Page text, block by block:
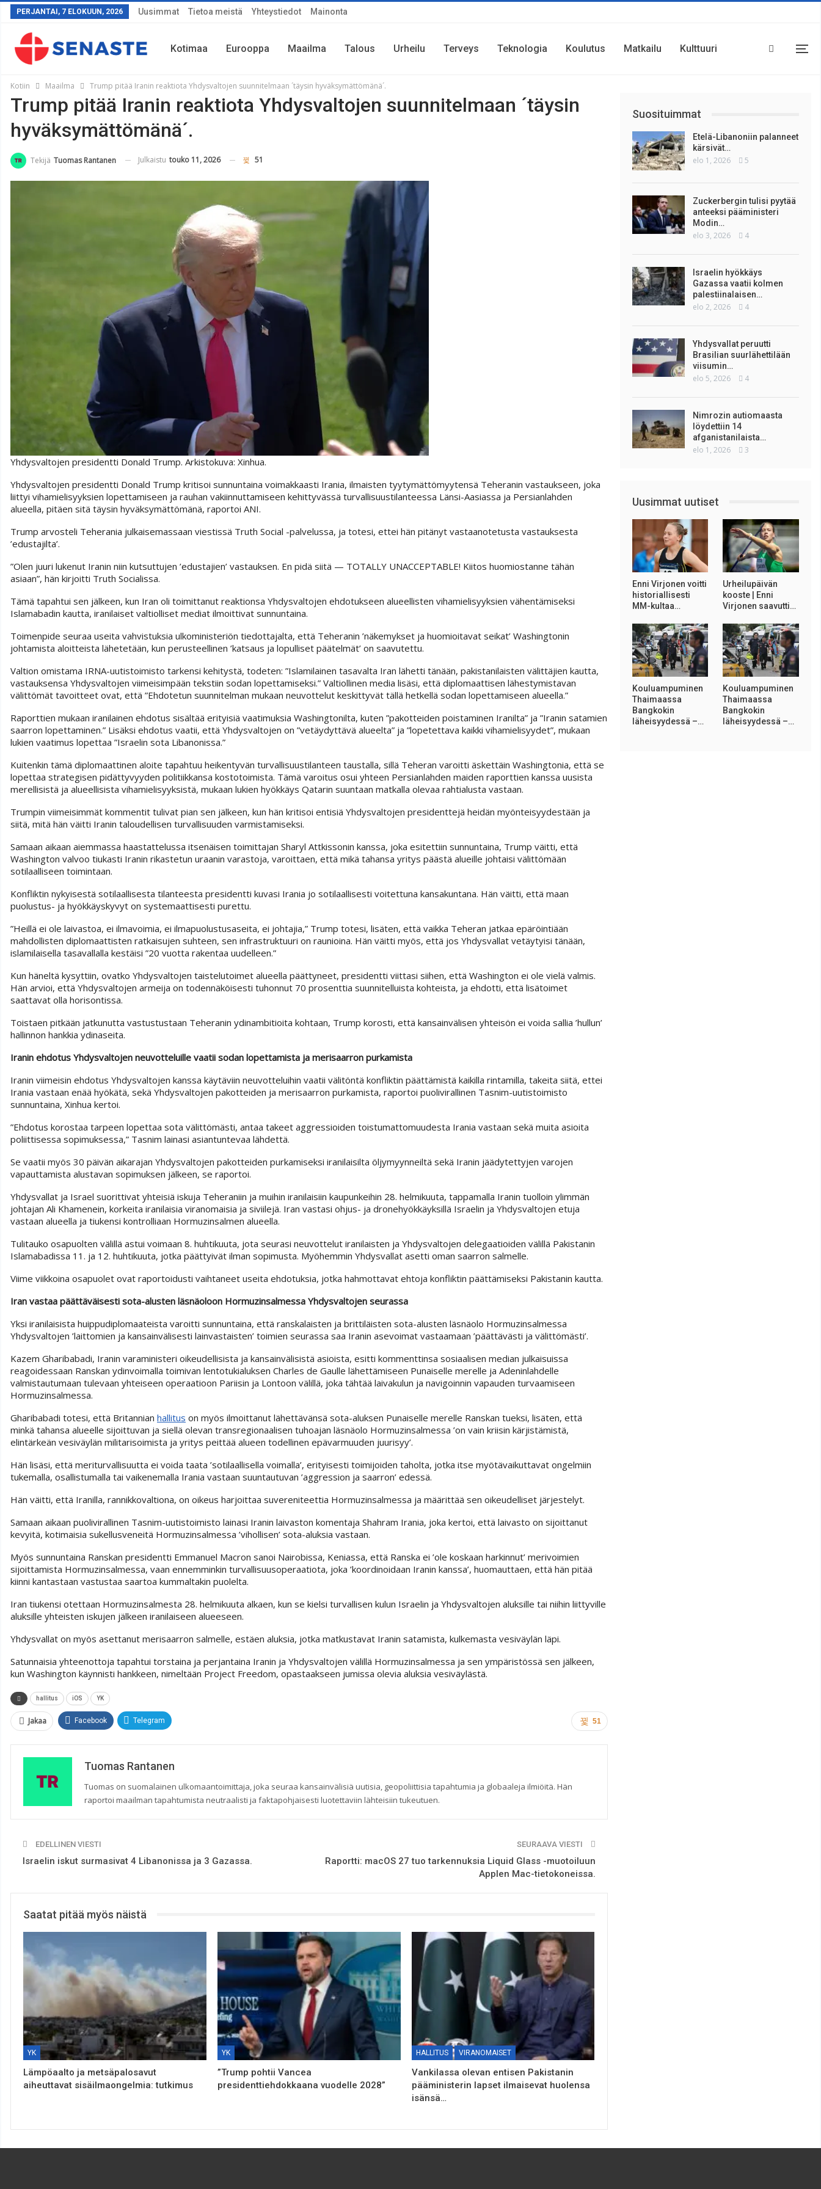
PERJANTAI, 7 ELOKUUN, 2026 Uusimmat Tietoa meistä Yhteystiedot Mainonta
Kotimaa Eurooppa Maailma Talous Urheilu Terveys Teknologia Koulutus Matkailu Kulttuuri
Sää
Kotiin Maailma Trump pitää Iranin reaktiota Yhdysvaltojen suunnitelmaan ´täysin hyväksymättömänä´.
Trump pitää Iranin reaktiota Yhdysvaltojen suunnitelmaan ´täysin
hyväksymättömänä´.
Tekijä Tuomas Rantanen Julkaistu touko 11, 2026 51
Yhdysvaltojen presidentti Donald Trump. Arkistokuva: Xinhua.
Yhdysvaltojen presidentti Donald Trump kritisoi sunnuntaina voimakkaasti Irania, ilmaisten tyytymättömyytensä Teheranin vastaukseen, joka
liittyi vihamielisyyksien lopettamiseen ja rauhan vakiinnuttamiseen kehittyvässä turvallisuustilanteessa Länsi-Aasiassa ja Persianlahden
alueella, pitäen sitä täysin hyväksymättömänä, raportoi ANI.
Trump arvosteli Teherania julkaisemassaan viestissä Truth Social -palvelussa, ja totesi, ettei hän pitänyt vastaanotetusta vastauksesta
’edustajilta’.
”Olen juuri lukenut Iranin niin kutsuttujen ’edustajien’ vastauksen. En pidä siitä — TOTALLY UNACCEPTABLE! Kiitos huomiostanne tähän
asiaan”, hän kirjoitti Truth Socialissa.
Tämä tapahtui sen jälkeen, kun Iran oli toimittanut reaktionsa Yhdysvaltojen ehdotukseen alueellisten vihamielisyyksien vähentämiseksi
Islamabadin kautta, iranilaiset valtiolliset mediat ilmoittivat sunnuntaina.
Toimenpide seuraa useita vahvistuksia ulkoministeriön tiedottajalta, että Teheranin ’näkemykset ja huomioitavat seikat’ Washingtonin
johtamista aloitteista lähetetään, kun perusteellinen ’katsaus ja lopulliset päätelmät’ on saavutettu.
Valtion omistama IRNA-uutistoimisto tarkensi kehitystä, todeten: ”Islamilainen tasavalta Iran lähetti tänään, pakistanilaisten välittäjien kautta,
vastauksensa Yhdysvaltojen viimeisimpään tekstiin sodan lopettamiseksi.” Valtiollinen media lisäsi, että diplomaattisen lähestymistavan
välittömät tavoitteet ovat, että ”Ehdotetun suunnitelman mukaan neuvottelut keskittyvät tällä hetkellä sodan lopettamiseen alueella.”
Raporttien mukaan iranilainen ehdotus sisältää erityisiä vaatimuksia Washingtonilta, kuten ”pakotteiden poistaminen Iranilta” ja ”Iranin satamien
saarron lopettaminen.” Lisäksi ehdotus vaatii, että Yhdysvaltojen on ”vetäydyttävä alueelta” ja ”lopetettava kaikki vihamielisyydet”, mukaan
lukien vaatimus lopettaa ”Israelin sota Libanonissa.”
Kuitenkin tämä diplomaattinen aloite tapahtuu heikentyvän turvallisuustilanteen taustalla, sillä Teheran varoitti äskettäin Washingtonia, että se
lopettaa strategisen pidättyvyyden politiikkansa kostotoimista. Tämä varoitus osui yhteen Persianlahden maiden raporttien kanssa uusista
merellisistä ja alueellisista vihamielisyyksistä, mukaan lukien hyökkäys Qatarin suuntaan matkalla olevaa rahtialusta vastaan.
Trumpin viimeisimmät kommentit tulivat pian sen jälkeen, kun hän kritisoi entisiä Yhdysvaltojen presidenttejä heidän myönteisyydestään ja
siitä, mitä hän väitti Iranin taloudellisen turvallisuuden varmistamiseksi.
Samaan aikaan aiemmassa haastattelussa itsenäisen toimittajan Sharyl Attkissonin kanssa, joka esitettiin sunnuntaina, Trump väitti, että
Washington valvoo tiukasti Iranin rikastetun uraanin varastoja, varoittaen, että mikä tahansa yritys päästä alueille johtaisi välittömään
sotilaalliseen toimintaan.
Konfliktin nykyisestä sotilaallisesta tilanteesta presidentti kuvasi Irania jo sotilaallisesti voitettuna kansakuntana. Hän väitti, että maan
puolustus- ja hyökkäyskyvyt on systemaattisesti purettu.
”Heillä ei ole laivastoa, ei ilmavoimia, ei ilmapuolustusaseita, ei johtajia,” Trump totesi, lisäten, että vaikka Teheran jatkaa epäröintiään
mahdollisten diplomaattisten ratkaisujen suhteen, sen infrastruktuuri on raunioina. Hän väitti myös, että jos Yhdysvallat vetäytyisi tänään,
islamilaisella tasavallalla kestäisi ”20 vuotta rakentaa uudelleen.”
Kun häneltä kysyttiin, ovatko Yhdysvaltojen taistelutoimet alueella päättyneet, presidentti viittasi siihen, että Washington ei ole vielä valmis.
Hän arvioi, että Yhdysvaltojen armeija on todennäköisesti tuhonnut 70 prosenttia suunnitelluista kohteista, ja ehdotti, että lisätoimet
saattavat olla horisontissa.
Toistaen pitkään jatkunutta vastustustaan Teheranin ydinambitioita kohtaan, Trump korosti, että kansainvälisen yhteisön ei voida sallia ’hullun’
hallinnon hankkia ydinaseita.
Iranin ehdotus Yhdysvaltojen neuvotteluille vaatii sodan lopettamista ja merisaarron purkamista
Iranin viimeisin ehdotus Yhdysvaltojen kanssa käytäviin neuvotteluihin vaatii välitöntä konfliktin päättämistä kaikilla rintamilla, takeita siitä, ettei
Irania vastaan enää hyökätä, sekä Yhdysvaltojen pakotteiden ja merisaarron purkamista, raportoi puolivirallinen Tasnim-uutistoimisto
sunnuntaina, Xinhua kertoi.
”Ehdotus korostaa tarpeen lopettaa sota välittömästi, antaa takeet aggressioiden toistumattomuudesta Irania vastaan sekä muita asioita
poliittisessa sopimuksessa,” Tasnim lainasi asiantuntevaa lähdettä.
Se vaatii myös 30 päivän aikarajan Yhdysvaltojen pakotteiden purkamiseksi iranilaisilta öljymyynneiltä sekä Iranin jäädytettyjen varojen
vapauttamista alustavan sopimuksen jälkeen, se raportoi.
Yhdysvallat ja Israel suorittivat yhteisiä iskuja Teheraniin ja muihin iranilaisiin kaupunkeihin 28. helmikuuta, tappamalla Iranin tuolloin ylimmän
johtajan Ali Khamenein, korkeita iranilaisia viranomaisia ja siviilejä. Iran vastasi ohjus- ja dronehyökkäyksillä Israelin ja Yhdysvaltojen etuja
vastaan alueella ja tiukensi kontrolliaan Hormuzinsalmen alueella.
Tulitauko osapuolten välillä astui voimaan 8. huhtikuuta, jota seurasi neuvottelut iranilaisten ja Yhdysvaltojen delegaatioiden välillä Pakistanin
Islamabadissa 11. ja 12. huhtikuuta, jotka päättyivät ilman sopimusta. Myöhemmin Yhdysvallat asetti oman saarron salmelle.
Viime viikkoina osapuolet ovat raportoidusti vaihtaneet useita ehdotuksia, jotka hahmottavat ehtoja konfliktin päättämiseksi Pakistanin kautta.
Iran vastaa päättäväisesti sota-alusten läsnäoloon Hormuzinsalmessa Yhdysvaltojen seurassa
Yksi iranilaisista huippudiplomaateista varoitti sunnuntaina, että ranskalaisten ja brittiläisten sota-alusten läsnäolo Hormuzinsalmessa
Yhdysvaltojen ’laittomien ja kansainvälisesti lainvastaisten’ toimien seurassa saa Iranin asevoimat vastaamaan ’päättävästi ja välittömästi’.
Kazem Gharibabadi, Iranin varaministeri oikeudellisista ja kansainvälisistä asioista, esitti kommenttinsa sosiaalisen median julkaisuissa
reagoidessaan Ranskan ydinvoimalla toimivan lentotukialuksen Charles de Gaulle lähettämiseen Punaiselle merelle ja Adeninlahdelle
valmistautumaan tulevaan yhteiseen operaatioon Pariisin ja Lontoon välillä, joka tähtää laivakulun ja navigoinnin vapauden turvaamiseen
Hormuzinsalmessa.
Gharibabadi totesi, että Britannian hallitus on myös ilmoittanut lähettävänsä sota-aluksen Punaiselle merelle Ranskan tueksi, lisäten, että
minkä tahansa alueelle sijoittuvan ja siellä olevan transregionaalisen tuhoajan läsnäolo Hormuzinsalmessa ’on vain kriisin kärjistämistä,
elintärkeän vesiväylän militarisoimista ja yritys peittää alueen todellinen epävarmuuden juurisyy’.
Hän lisäsi, että meriturvallisuutta ei voida taata ’sotilaallisella voimalla’, erityisesti toimijoiden taholta, jotka itse myötävaikuttavat ongelmiin
tukemalla, osallistumalla tai vaikenemalla Irania vastaan suuntautuvan ’aggression ja saarron’ edessä.
Hän väitti, että Iranilla, rannikkovaltiona, on oikeus harjoittaa suvereniteettia Hormuzinsalmessa ja määrittää sen oikeudelliset järjestelyt.
Samaan aikaan puolivirallinen Tasnim-uutistoimisto lainasi Iranin laivaston komentaja Shahram Irania, joka kertoi, että laivasto on sijoittanut
kevyitä, kotimaisia sukellusveneitä Hormuzinsalmessa ’vihollisen’ sota-aluksia vastaan.
Myös sunnuntaina Ranskan presidentti Emmanuel Macron sanoi Nairobissa, Keniassa, että Ranska ei ’ole koskaan harkinnut’ merivoimien
sijoittamista Hormuzinsalmessa, vaan ennemminkin turvallisuusoperaatiota, joka ’koordinoidaan Iranin kanssa’, huomauttaen, että hän pitää
kiinni kantastaan vastustaa saartoa kummaltakin puolelta.
Iran tiukensi otettaan Hormuzinsalmesta 28. helmikuuta alkaen, kun se kielsi turvallisen kulun Israelin ja Yhdysvaltojen aluksille tai niihin liittyville
aluksille yhteisten iskujen jälkeen iranilaiseen alueeseen.
Yhdysvallat on myös asettanut merisaarron salmelle, estäen aluksia, jotka matkustavat Iranin satamista, kulkemasta vesiväylän läpi.
Satunnaisia yhteenottoja tapahtui torstaina ja perjantaina Iranin ja Yhdysvaltojen välillä Hormuzinsalmessa ja sen ympäristössä sen jälkeen,
kun Washington käynnisti hankkeen, nimeltään Project Freedom, opastaakseen jumissa olevia aluksia vesiväylästä.
hallitus iOS YK
51
Jakaa Facebook Telegram
Tuomas Rantanen
Tuomas on suomalainen ulkomaantoimittaja, joka seuraa kansainvälisiä uutisia, geopoliittisia tapahtumia ja globaaleja ilmiöitä. Hän
raportoi maailman tapahtumista neutraalisti ja faktapohjaisesti luotettaviin lähteisiin tukeutuen.
EDELLINEN VIESTI
Israelin iskut surmasivat 4 Libanonissa ja 3 Gazassa.
SEURAAVA VIESTI
Raportti: macOS 27 tuo tarkennuksia Liquid Glass -muotoiluun
Applen Mac-tietokoneissa.
Saatat pitää myös näistä
YK
Lämpöaalto ja metsäpalosavut
aiheuttavat sisäilmaongelmia: tutkimus
YK
”Trump pohtii Vancea
presidenttiehdokkaana vuodelle 2028”
HALLITUS VIRANOMAISET
Vankilassa olevan entisen Pakistanin
pääministerin lapset ilmaisevat huolensa
isänsä…
Suosituimmat
Etelä-Libanoniin palanneet
kärsivät…
elo 1, 2026 5
Zuckerbergin tulisi pyytää
anteeksi pääministeri
Modin…
elo 3, 2026 4
Israelin hyökkäys
Gazassa vaatii kolmen
palestiinalaisen…
elo 2, 2026 4
Yhdysvallat peruutti
Brasilian suurlähettilään
viisumin…
elo 5, 2026 4
Nimrozin autiomaasta
löydettiin 14
afganistanilaista…
elo 1, 2026 3
Uusimmat uutiset
Enni Virjonen voitti
historiallisesti
MM-kultaa…
Urheilupäivän
kooste | Enni
Virjonen saavutti…
Kouluampuminen
Thaimaassa
Bangkokin
läheisyydessä –…
Kouluampuminen
Thaimaassa
Bangkokin
läheisyydessä –…